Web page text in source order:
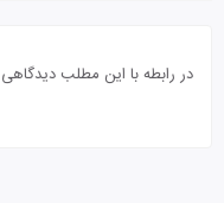
در رابطه با این مطلب